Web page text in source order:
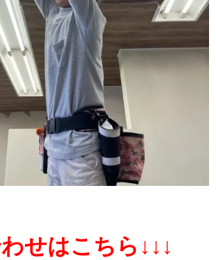
せはこちら↓↓↓